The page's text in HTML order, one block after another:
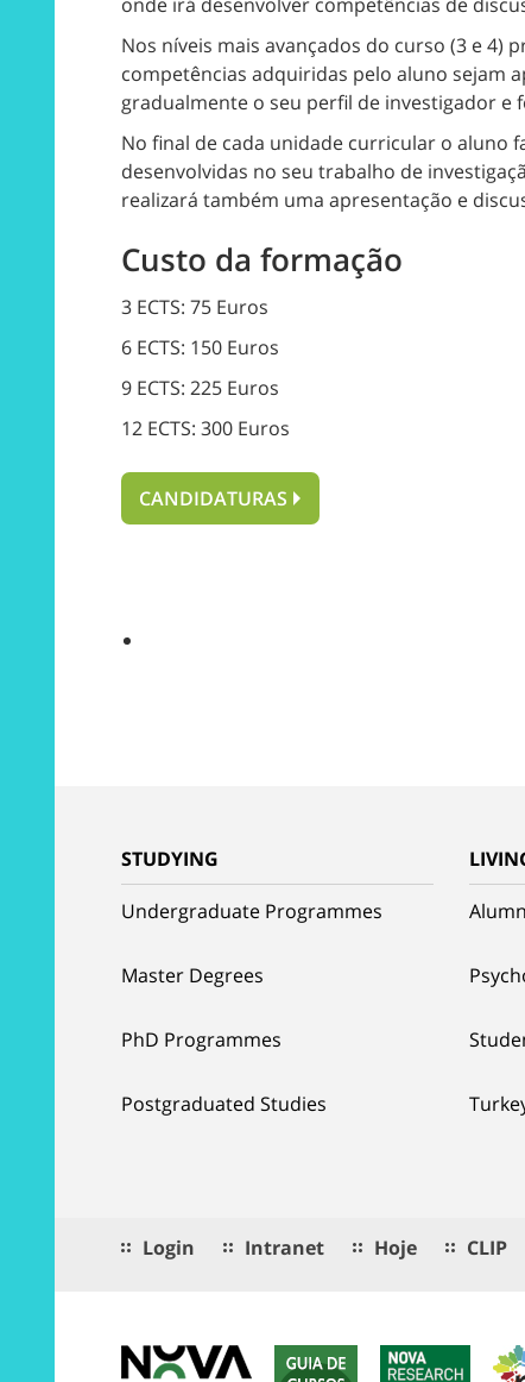
Nos níveis mais avançados do curso (3 e 4)
competências adquiridas pelo aluno sejam
gradualmente o seu perfil de investigador e
No final de cada unidade curricular o aluno
desenvolvidas no seu trabalho de
realizará também uma apresentação e
Custo da formação
3 ECTS: 75 Euros
6 ECTS: 150 Euros
9 ECTS: 225 Euros
12 ECTS: 300 Euros
CANDIDATURAS
STUDYING
Undergraduate Programmes
Master Degrees
PhD Programmes
Postgraduated Studies
Login Intranet Hoje CLIP